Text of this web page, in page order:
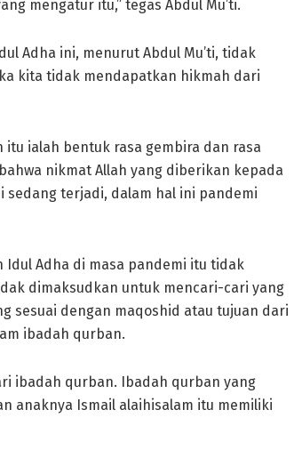
mengatur itu,” tegas Abdul Mu’ti.
Adha ini, menurut Abdul Mu’ti, tidak
kita tidak mendapatkan hikmah dari
ialah bentuk rasa gembira dan rasa
nikmat Allah yang diberikan kepada
terjadi, dalam hal ini pandemi
Idul Adha di masa pandemi itu tidak
dimaksudkan untuk mencari-cari yang
sesuai dengan maqoshid atau tujuan dari
ibadah qurban.
ibadah qurban. Ibadah qurban yang
anaknya Ismail alaihisalam itu memiliki